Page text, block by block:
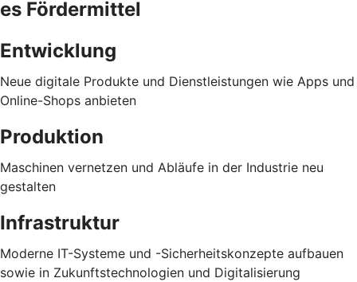
es Fördermittel
Entwicklung
Neue digitale Produkte und Dienstleistungen wie Apps und
Online-Shops anbieten
Produktion
Maschinen vernetzen und Abläufe in der Industrie neu
gestalten
Infrastruktur
Moderne IT-Systeme und -Sicherheitskonzepte aufbauen
sowie in Zukunftstechnologien und Digitalisierung